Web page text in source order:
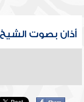
أذان بصوت